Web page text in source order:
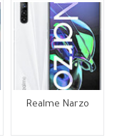
Realme Narzo